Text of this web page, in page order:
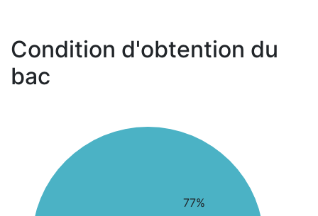
Condition d'obtention du
bac
77%